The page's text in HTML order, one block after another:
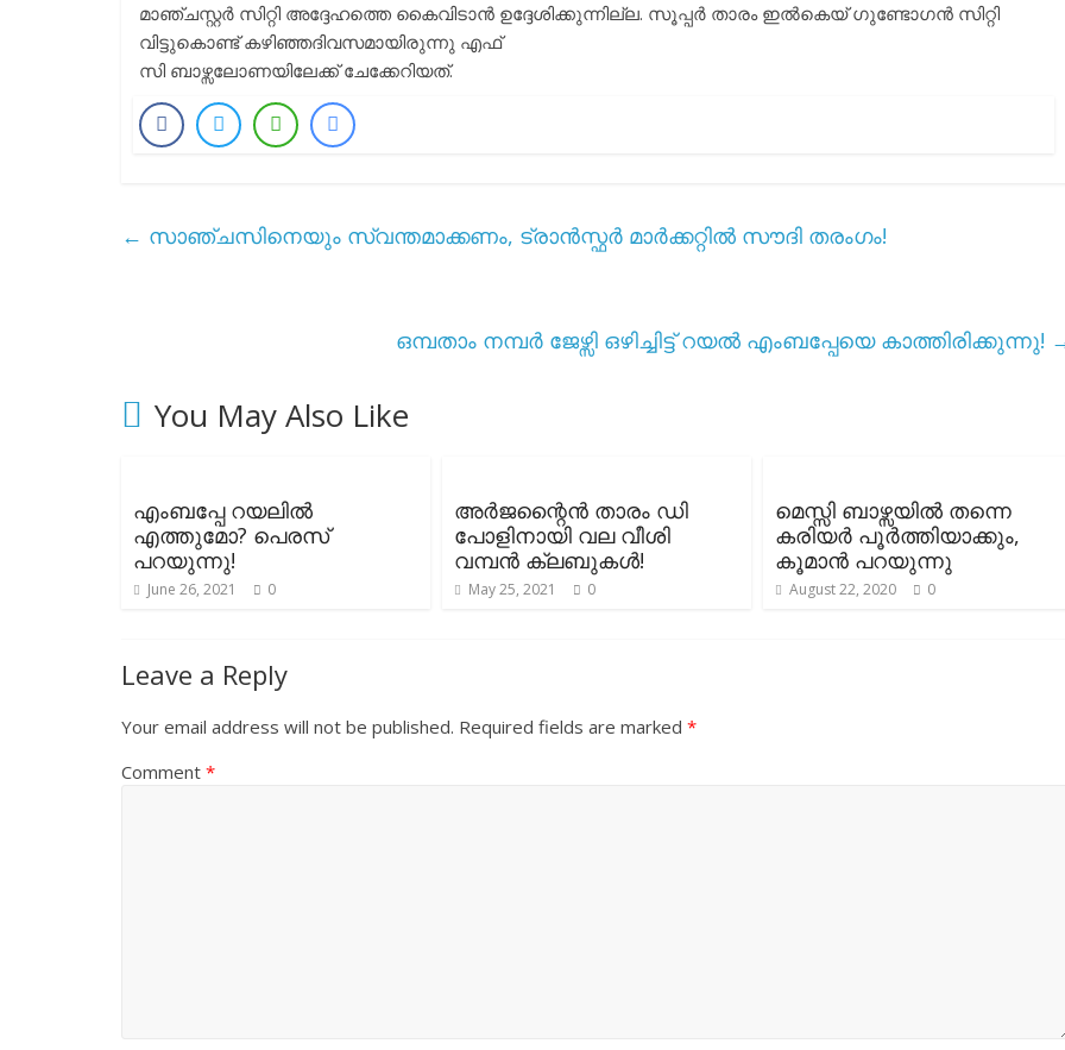
മാഞ്ചസ്റ്റർ സിറ്റി അദ്ദേഹത്തെ കൈവിടാൻ ഉദ്ദേശിക്കുന്നില്ല. സൂപ്പർ താരം ഇൽകെയ് ഗുണ്ടോഗൻ സിറ്റി
വിട്ടുകൊണ്ട് കഴിഞ്ഞദിവസമായിരുന്നു എഫ്
സി ബാഴ്സലോണയിലേക്ക് ചേക്കേറിയത്.
← സാഞ്ചസിനെയും സ്വന്തമാക്കണം, ട്രാൻസ്ഫർ മാർക്കറ്റിൽ സൗദി തരംഗം!
ഒമ്പതാം നമ്പർ ജേഴ്സി ഒഴിച്ചിട്ട് റയൽ എംബപ്പേയെ കാത്തിരിക്കുന്നു!
You May Also Like
എംബപ്പേ റയലിൽ
എത്തുമോ? പെരസ്
പറയുന്നു!
June 26, 2021 0
അർജന്റൈൻ താരം ഡി
പോളിനായി വല വീശി
വമ്പൻ ക്ലബുകൾ!
May 25, 2021 0
മെസ്സി ബാഴ്സയിൽ തന്നെ
കരിയർ പൂർത്തിയാക്കും,
കൂമാൻ പറയുന്നു
August 22, 2020 0
Leave a Reply
Your email address will not be published. Required fields are marked *
Comment *